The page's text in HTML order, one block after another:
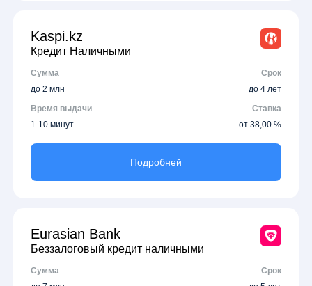
Kaspi.kz
Кредит Наличными
Сумма
Срок
до 2 млн
до 4 лет
Время выдачи
Ставка
1-10 минут
от 38,00 %
Подробней
Eurasian Bank
Беззалоговый кредит наличными
Сумма
Срок